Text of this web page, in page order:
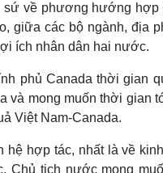
về phương hướng
giữa các bộ ngành, địa
ích nhân dân hai nước.
phủ Canada thời gian
và mong muốn thời
Việt Nam-Canada.
hệ hợp tác, nhất là về
Chủ tịch nước mong